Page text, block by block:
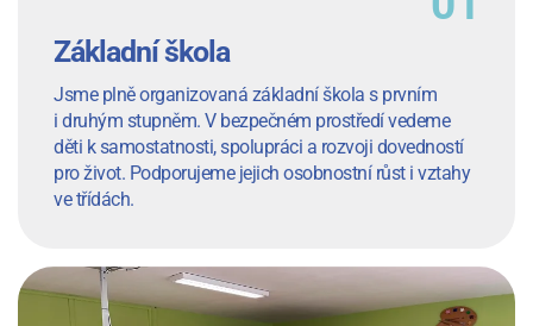
Základní škola
Jsme plně organizovaná základní škola s prvním
i druhým stupněm. V bezpečném prostředí vedeme
děti k samostatnosti, spolupráci a rozvoji dovedností
pro život. Podporujeme jejich osobnostní růst i vztahy
ve třídách.